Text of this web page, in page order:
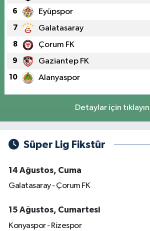
6 Eyüpspor
7 Galatasaray
8 Çorum FK
9 Gaziantep FK
10 Alanyaspor
Detaylar için tıklayın
Süper Lig Fikstür
14 Ağustos, Cuma
Galatasaray - Çorum FK
15 Ağustos, Cumartesi
Konyaspor - Rizespor